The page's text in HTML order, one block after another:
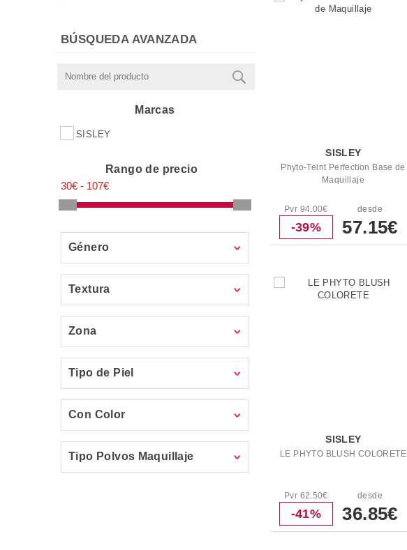
BÚSQUEDA AVANZADA
Marcas
SISLEY
Rango de precio
Género
Textura
Zona
Tipo de Piel
Con Color
Tipo Polvos Maquillaje
SISLEY
Phyto-Teint Perfection Base de
Maquillaje
Pvr 94.00€
-39%
desde
57.15€
SISLEY
LE PHYTO BLUSH COLORETE
Pvr 62.50€
-41%
desde
36.85€